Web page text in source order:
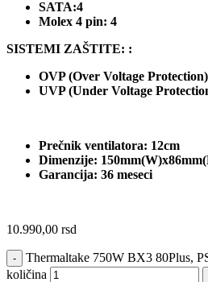
SATA:4
Molex 4 pin: 4
SISTEMI ZAŠTITE: :
OVP (Over Voltage
UVP (Under Voltage
Prečnik ventilatora: 12cm
Dimenzije:
Garancija: 36 meseci
10.990,00 rsd
Thermaltake 750W BX3 80Plus,
količina